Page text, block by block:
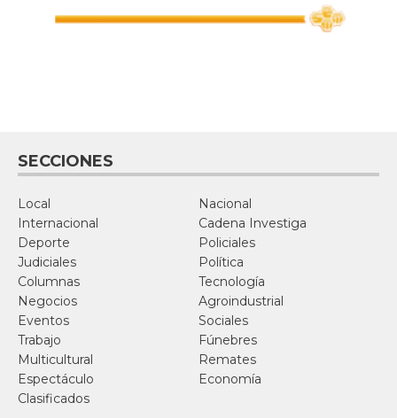
SECCIONES
Local
Nacional
Internacional
Cadena Investiga
Deporte
Policiales
Judiciales
Política
Columnas
Tecnología
Negocios
Agroindustrial
Eventos
Sociales
Trabajo
Fúnebres
Multicultural
Remates
Espectáculo
Economía
Clasificados